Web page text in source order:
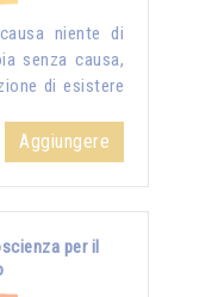
niente di
senza causa,
di esistere
Aggiungere
per il